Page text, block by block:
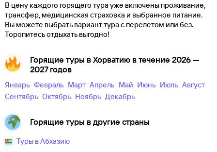
В цену каждого горящего тура уже включены проживание,
трансфер, медицинская страховка и выбранное питание.
Вы можете выбрать вариант тура с перелетом или без.
Торопитесь отдыхать выгодно!
Горящие туры в Хорватию в течение 2026 —
2027 годов
Январь Февраль Март Апрель Май Июнь Июль Август
Сентябрь Октябрь Ноябрь Декабрь
Горящие туры в другие страны
Туры в Абхазию